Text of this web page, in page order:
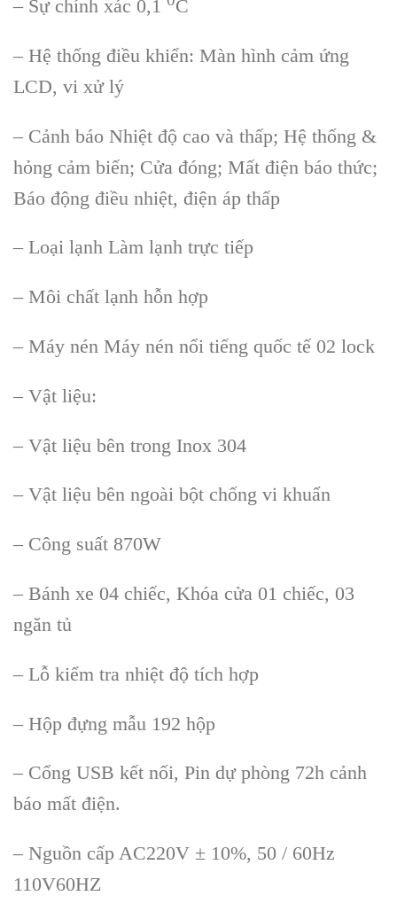
– Sự chính xác 0,1 C
– Hệ thống điều khiển: Màn hình cảm ứng
LCD, vi xử lý
– Cảnh báo Nhiệt độ cao và thấp; Hệ thống &
hỏng cảm biến; Cửa đóng; Mất điện báo thức;
Báo động điều nhiệt, điện áp thấp
– Loại lạnh Làm lạnh trực tiếp
– Môi chất lạnh hỗn hợp
– Máy nén Máy nén nổi tiếng quốc tế 02 lock
– Vật liệu:
– Vật liệu bên trong Inox 304
– Vật liệu bên ngoài bột chống vi khuẩn
– Công suất 870W
– Bánh xe 04 chiếc, Khóa cửa 01 chiếc, 03
ngăn tủ
– Lỗ kiểm tra nhiệt độ tích hợp
– Hộp đựng mẫu 192 hộp
– Cổng USB kết nối, Pin dự phòng 72h cảnh
báo mất điện.
– Nguồn cấp AC220V ± 10%, 50 / 60Hz
110V60HZ